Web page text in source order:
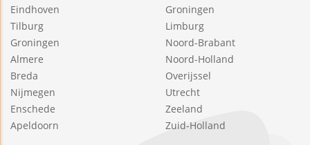
Eindhoven
Tilburg
Groningen
Almere
Breda
Nijmegen
Enschede
Apeldoorn
Groningen
Limburg
Noord-Brabant
Noord-Holland
Overijssel
Utrecht
Zeeland
Zuid-Holland